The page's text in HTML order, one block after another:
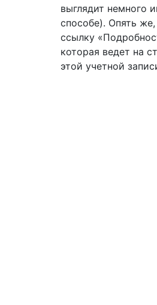
выглядит немного
способе). Опять
ссылку
которая ведет на
этой учетной